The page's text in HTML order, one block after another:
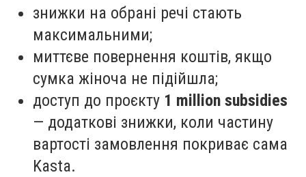
знижки на обрані речі стають
максимальними;
миттєве повернення коштів, якщо
сумка жіноча не підійшла;
доступ до проєкту 1 million subsidies
— додаткові знижки, коли частину
вартості замовлення покриває сама
Kasta.